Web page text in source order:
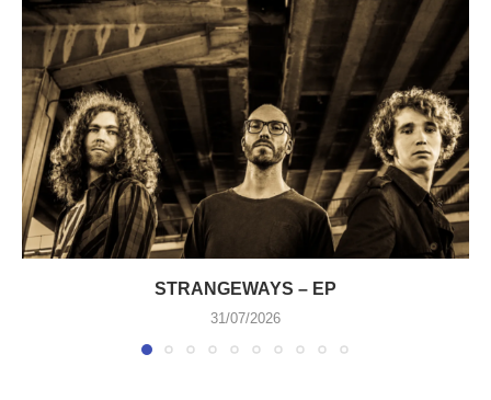
STRANGEWAYS – EP
31/07/2026